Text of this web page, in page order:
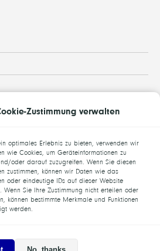
Zustimmung verwalten
optimales Erlebnis zu bieten, verwenden wir
wie Cookies, um Geräteinformationen zu
oder darauf zuzugreifen. Wenn Sie diesen
zustimmen, können wir Daten wie das
oder eindeutige IDs auf dieser Website
Wenn Sie Ihre Zustimmung nicht erteilen oder
können bestimmte Merkmale und Funktionen
werden.